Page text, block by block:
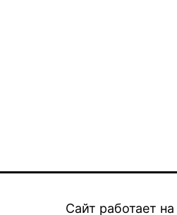
Сайт работает на